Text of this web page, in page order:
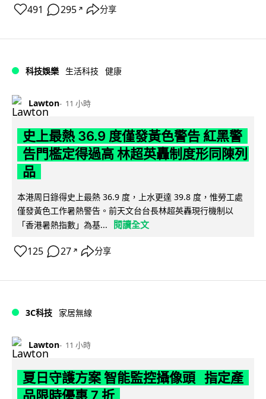
491 295 ↗ 分享
科技娛樂 生活科技 健康
Lawton 11 小時
史上最熱 36.9 度僅發黃色警告 紅黑警
告門檻定得過高 林超英轟制度形同陳列
品
本港周日錄得史上最熱 36.9 度，上水更達 39.8 度，惟勞工處
僅發黃色工作暑熱警告。前天文台台長林超英轟現行機制以
「香港暑熱指數」為基...
閱讀全文
125 27 ↗ 分享
3C科技 家居無線
Lawton 11 小時
夏日守護方案 智能監控攝像頭 指定產
品限時優惠 7 折